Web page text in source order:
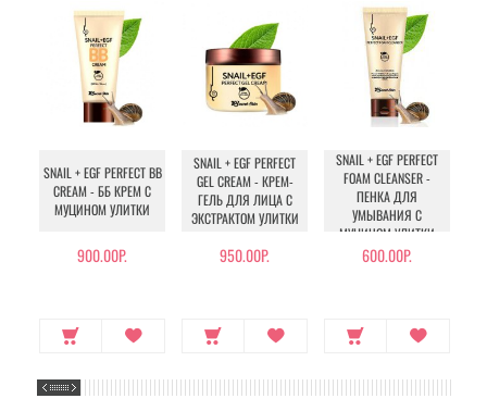
SNAIL + EGF PERFECT BB
CREAM - ББ КРЕМ С
МУЦИНОМ УЛИТКИ
900.00Р.
SNAIL + EGF PERFECT
GEL CREAM - КРЕМ-
ГЕЛЬ ДЛЯ ЛИЦА С
ЭКСТРАКТОМ УЛИТКИ
950.00Р.
SNAIL + EGF PERFECT
FOAM CLEANSER -
ПЕНКА ДЛЯ
УМЫВАНИЯ С
МУЦИНОМ УЛИТКИ
600.00Р.